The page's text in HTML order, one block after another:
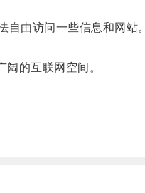
由访问一些信息和网站。
的互联网空间。